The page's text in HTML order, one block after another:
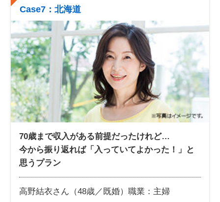
Case7：北海道
70歳まで収入がある前提だったけれど…
今から振り返れば「入っていてよかった！」と
思うプラン
高野結衣さん（48歳／既婚） 職業：主婦